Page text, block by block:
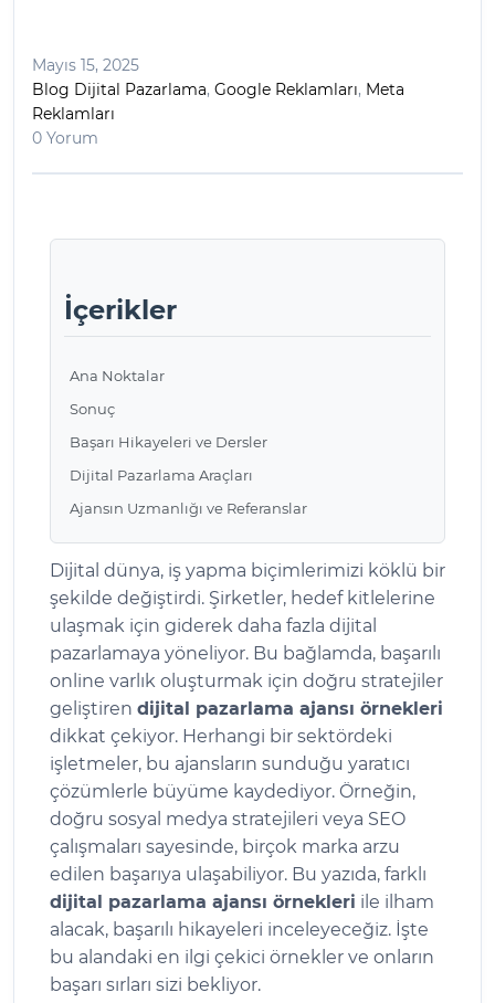
Mayıs 15, 2025
Blog Dijital Pazarlama, Google Reklamları, Meta
Reklamları
0 Yorum
İçerikler
Ana Noktalar
Sonuç
Başarı Hikayeleri ve Dersler
Dijital Pazarlama Araçları
Ajansın Uzmanlığı ve Referanslar
Dijital dünya, iş yapma biçimlerimizi köklü bir
şekilde değiştirdi. Şirketler, hedef kitlelerine
ulaşmak için giderek daha fazla dijital
pazarlamaya yöneliyor. Bu bağlamda, başarılı
online varlık oluşturmak için doğru stratejiler
geliştiren dijital pazarlama ajansı örnekleri
dikkat çekiyor. Herhangi bir sektördeki
işletmeler, bu ajansların sunduğu yaratıcı
çözümlerle büyüme kaydediyor. Örneğin,
doğru sosyal medya stratejileri veya SEO
çalışmaları sayesinde, birçok marka arzu
edilen başarıya ulaşabiliyor. Bu yazıda, farklı
dijital pazarlama ajansı örnekleri ile ilham
alacak, başarılı hikayeleri inceleyeceğiz. İşte
bu alandaki en ilgi çekici örnekler ve onların
başarı sırları sizi bekliyor.